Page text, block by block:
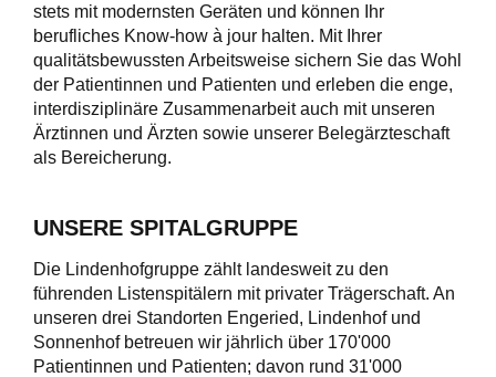
stets mit modernsten Geräten und können Ihr
berufliches Know-how à jour halten. Mit Ihrer
qualitätsbewussten Arbeitsweise sichern Sie das Wohl
der Patientinnen und Patienten und erleben die enge,
interdisziplinäre Zusammenarbeit auch mit unseren
Ärztinnen und Ärzten sowie unserer Belegärzteschaft
als Bereicherung.
UNSERE SPITALGRUPPE
Die Lindenhofgruppe zählt landesweit zu den
führenden Listenspitälern mit privater Trägerschaft. An
unseren drei Standorten Engeried, Lindenhof und
Sonnenhof betreuen wir jährlich über 170'000
Patientinnen und Patienten; davon rund 31'000